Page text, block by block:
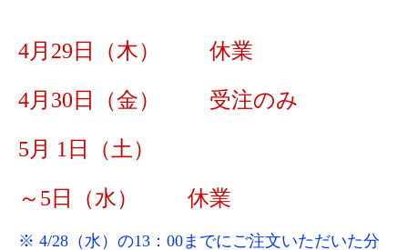
4月29日（木） 休業
4月30日（金） 受注のみ
5月 1日（土）
～5日（水） 休業
※ 4/28（水）の13：00までにご注文いただいた分